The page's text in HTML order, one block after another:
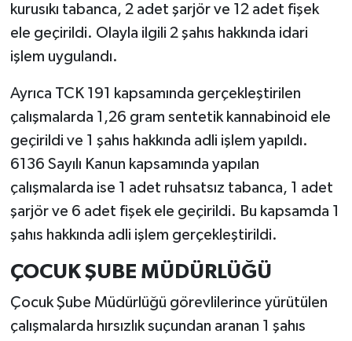
kurusıkı tabanca, 2 adet şarjör ve 12 adet fişek
ele geçirildi. Olayla ilgili 2 şahıs hakkında idari
işlem uygulandı.
Ayrıca TCK 191 kapsamında gerçekleştirilen
çalışmalarda 1,26 gram sentetik kannabinoid ele
geçirildi ve 1 şahıs hakkında adli işlem yapıldı.
6136 Sayılı Kanun kapsamında yapılan
çalışmalarda ise 1 adet ruhsatsız tabanca, 1 adet
şarjör ve 6 adet fişek ele geçirildi. Bu kapsamda 1
şahıs hakkında adli işlem gerçekleştirildi.
ÇOCUK ŞUBE MÜDÜRLÜĞÜ
Çocuk Şube Müdürlüğü görevlilerince yürütülen
çalışmalarda hırsızlık suçundan aranan 1 şahıs